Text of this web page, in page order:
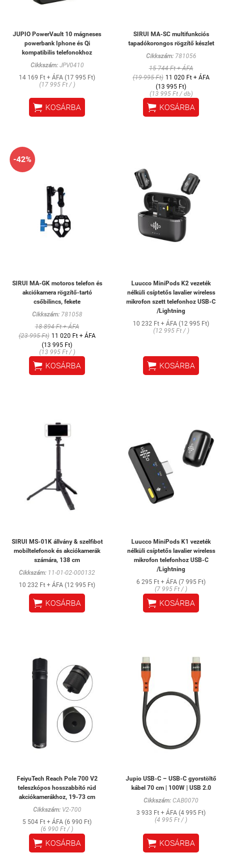
JUPIO PowerVault 10 mágneses
powerbank Iphone és Qi
kompatibilis telefonokhoz
Cikkszám:JPV0410
14 169 Ft + ÁFA (17 995 Ft)
(17 995 Ft / )
 KOSÁRBA
SIRUI MA-SC multifunkciós
tapadókorongos rögzítő készlet
Cikkszám:781056
15 744 Ft + ÁFA
(19 995 Ft) 11 020 Ft + ÁFA
(13 995 Ft)
(13 995 Ft / db)
 KOSÁRBA
-42%
SIRUI MA-GK motoros telefon és
akciókamera rögzítő-tartó
csőbilincs, fekete
Cikkszám:781058
18 894 Ft + ÁFA
(23 995 Ft) 11 020 Ft + ÁFA
(13 995 Ft)
(13 995 Ft / )
 KOSÁRBA
Luucco MiniPods K2 vezeték
nélküli csíptetős lavalier wireless
mikrofon szett telefonhoz USB-C
/Lightning
10 232 Ft + ÁFA (12 995 Ft)
(12 995 Ft / )
 KOSÁRBA
SIRUI MS-01K állvány & szelfibot
mobiltelefonok és akciókamerák
számára, 138 cm
Cikkszám: 11-01-02-000132
10 232 Ft + ÁFA (12 995 Ft)
 KOSÁRBA
Luucco MiniPods K1 vezeték
nélküli csíptetős lavalier wireless
mikrofon telefonhoz USB-C
/Lightning
6 295 Ft + ÁFA (7 995 Ft)
(7 995 Ft / )
 KOSÁRBA
FeiyuTech Reach Pole 700 V2
teleszkópos hosszabbító rúd
akciókamerákhoz, 19-73 cm
Cikkszám:V2-700
5 504 Ft + ÁFA (6 990 Ft)
(6 990 Ft / )
 KOSÁRBA
Jupio USB-C – USB-C gyorstöltő
kábel 70 cm | 100W | USB 2.0
Cikkszám: CAB0070
3 933 Ft + ÁFA (4 995 Ft)
(4 995 Ft / )
 KOSÁRBA